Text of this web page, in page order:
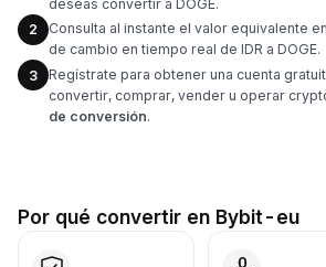
deseas convertir a DOGE.
2
Consulta al instante el valor equivalente
de cambio en tiempo real de IDR a DOGE.
3
Regístrate para obtener una cuenta
convertir, comprar, vender u operar
de conversión.
Por qué convertir en Bybit-eu